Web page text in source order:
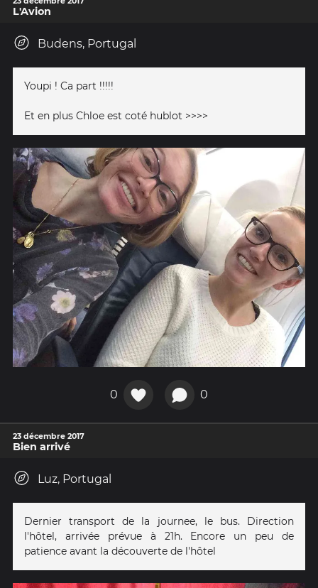
L'Avion
Budens, Portugal
Youpi ! Ca part !!!!!
Et en plus Chloe est coté hublot >>>>
0 0
23 décembre 2017
Bien arrivé
Luz, Portugal
Dernier transport de la journee, le bus. Direction
l'hôtel, arrivée prévue à 21h. Encore un peu de
patience avant la découverte de l'hôtel